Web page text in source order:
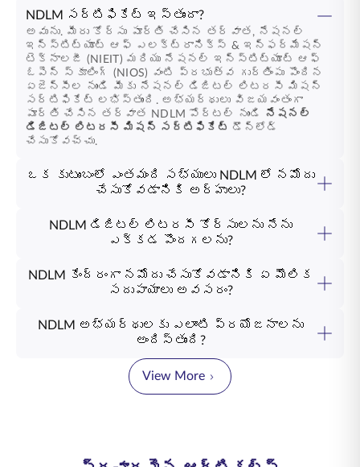
NDLM సర్టిఫికేట్ ఇస్తుందా?
అవును. మీరు కోర్సు పూర్తి చేసిన తర్వాత, నేషనల్
ఇన్స్టిట్యూట్ ఆఫ్ ఎలక్ట్రానిక్స్ & ఇన్ఫర్మేషన్
టెక్నాలజీ (NIEIT) మరియు నేషనల్ ఇన్స్టిట్యూట్ ఆఫ్
ఓపెన్ స్కూలింగ్ (NIOS) వంటి ప్రభుత్వ గుర్తింపు పొందిన
ఏజెన్సీల నుండి మీకు నేషనల్ డిజిటల్ లిటరసీ మిషన్
సర్టిఫికేట్ లభిస్తుంది. అభ్యర్థులు విజయవంతంగా
పూర్తి చేసిన తర్వాత NDLM పోర్టల్ నుండి నేషనల్
డిజిటల్ లిటరసీ మిషన్ సర్టిఫికేట్ డౌన్‌లోడ్
చేసుకోవచ్చు.
ఒక కుటుంబంలో ఎంతమంది సభ్యులు NDLM లో నమోదు
చేసుకోవడానికి అర్హులు?
NDLM డిజిటల్ లిటరసీ కోర్సులను నేను
ఎక్కడ పొందగలను?
NDLM కేంద్రంగా నమోదు చేసుకోవడానికి ఏ మౌలిక
సదుపాయాలు అవసరం?
NDLM అభ్యర్థులకు ఎలాంటి ప్రయోజనాలను
అందిస్తుంది?
View More